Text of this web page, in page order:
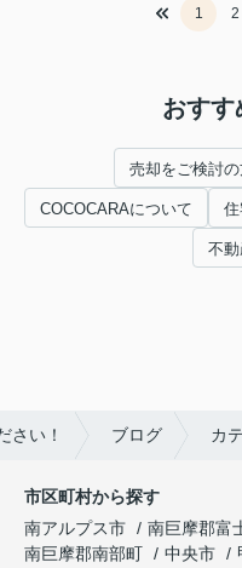
1 2
おすす
売却をご検討
COCOCARAについて
不
さい！ ブログ カ
市区町村から探す
南アルプス市
南巨摩郡富
南巨摩郡南部町
中央市